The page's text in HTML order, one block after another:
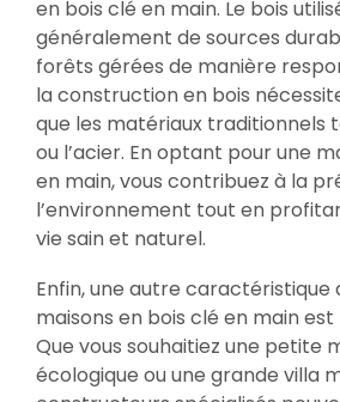
en bois clé en main. Le bois
généralement de sources
forêts gérées de manière
la construction en bois
que les matériaux traditionnels
ou l’acier. En optant pour une
en main, vous contribuez à la
l’environnement tout en
vie sain et naturel.
Enfin, une autre
maisons en bois clé en main
Que vous souhaitiez une petite
écologique ou une grande villa